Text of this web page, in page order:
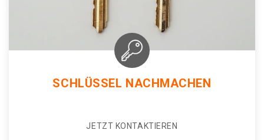
SCHLÜSSEL NACHMACHEN
JETZT KONTAKTIEREN